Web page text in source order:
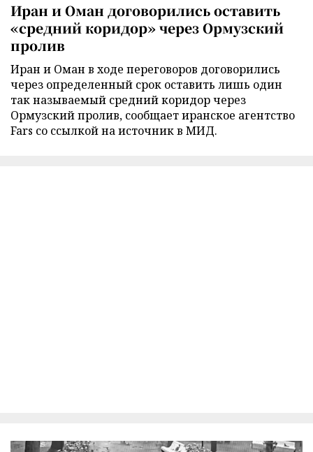
Иран и Оман договорились оставить
«средний коридор» через Ормузский
пролив
Иран и Оман в ходе переговоров договорились
через определенный срок оставить лишь один
так называемый средний коридор через
Ормузский пролив, сообщает иранское агентство
Fars со ссылкой на источник в МИД.